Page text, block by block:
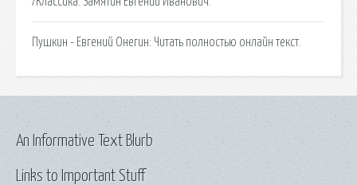
Пушкин - Евгений Онегин: Читать полностью онлайн текст.
Links to Important Stuff
An Informative Text Blurb